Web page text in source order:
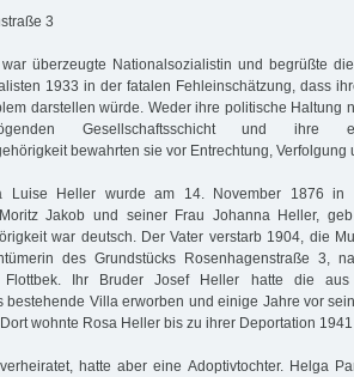
3
überzeugte Nationalsozialistin und begrüßte
1933 in der fatalen Fehleinschätzung, dass
darstellen würde. Weder ihre politische Haltung
Gesellschaftsschicht und ihre
bewahrten sie vor Entrechtung, Verfolgung
Luise Heller wurde am 14. November 1876 in
Jakob und seiner Frau Johanna Heller,
war deutsch. Der Vater verstarb 1904, die
des Grundstücks Rosenhagenstraße 3,
Flottbek. Ihr Bruder Josef Heller hatte die
bestehende Villa erworben und einige Jahre vor
wohnte Rosa Heller bis zu ihrer Deportation
hatte aber eine Adoptivtochter. Helga